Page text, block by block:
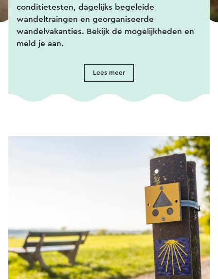
conditietesten, dagelijks begeleide
wandeltraingen en georganiseerde
wandelvakanties. Bekijk de mogelijkheden en
meld je aan.
Lees meer